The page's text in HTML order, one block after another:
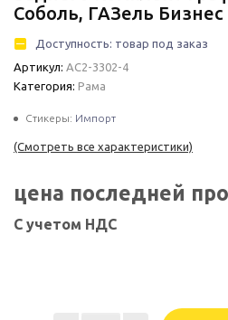
Соболь, ГАЗель Бизнес
Доступность: товар под заказ
Артикул: АС2-3302-4
Категория: Рама
Стикеры: Импорт
(Смотреть все характеристики)
цена последней
С учетом НДС